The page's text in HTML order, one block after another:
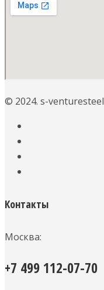
© 2024. s-
Контакты
Москва:
+7 499 112-07-70